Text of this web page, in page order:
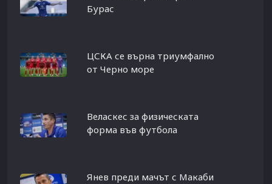
Бурас
ЦСКА се върна триумфално
от Черно море
Веласкес за физическата
форма във футбола
Янев преди мачът с Макаби